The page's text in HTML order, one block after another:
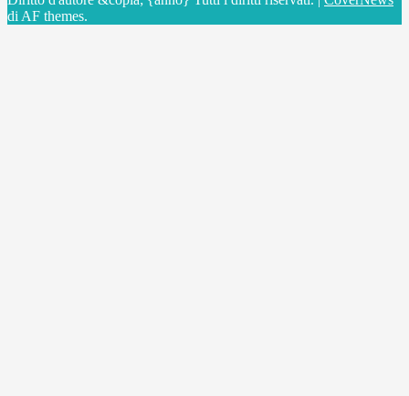
di AF themes.